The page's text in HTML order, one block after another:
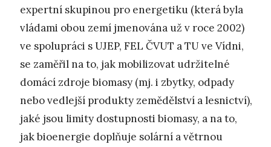
expertní skupinou pro energetiku (která byla
vládami obou zemí jmenována už v roce 2002)
ve spolupráci s UJEP, FEL ČVUT a TU ve Vídni,
se zaměřil na to, jak mobilizovat udržitelné
domácí zdroje biomasy (mj. i zbytky, odpady
nebo vedlejší produkty zemědělství a lesnictví),
jaké jsou limity dostupnosti biomasy, a na to,
jak bioenergie doplňuje solární a větrnou